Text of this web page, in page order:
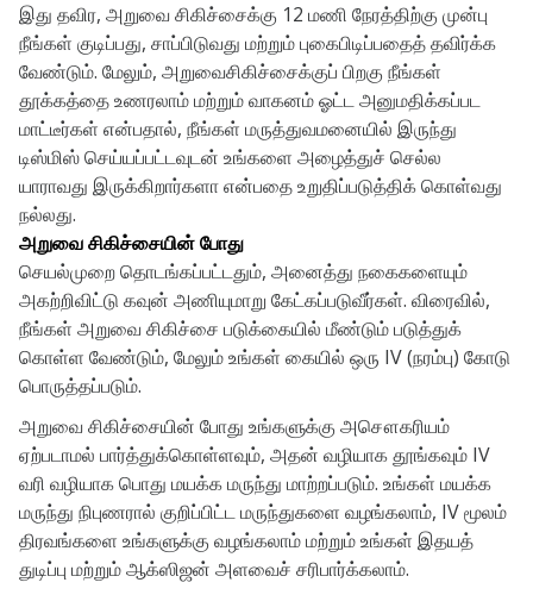
இது தவிர, அறுவை சிகிச்சைக்கு 12 மணி நேரத்திற்கு முன்பு
நீங்கள் குடிப்பது, சாப்பிடுவது மற்றும் புகைபிடிப்பதைத் தவிர்க்க
வேண்டும். மேலும், அறுவைசிகிச்சைக்குப் பிறகு நீங்கள்
தூக்கத்தை உணரலாம் மற்றும் வாகனம் ஓட்ட அனுமதிக்கப்பட
மாட்டீர்கள் என்பதால், நீங்கள் மருத்துவமனையில் இருந்து
டிஸ்மிஸ் செய்யப்பட்டவுடன் உங்களை அழைத்துச் செல்ல
யாராவது இருக்கிறார்களா என்பதை உறுதிப்படுத்திக் கொள்வது
நல்லது.
அறுவை சிகிச்சையின் போது
செயல்முறை தொடங்கப்பட்டதும், அனைத்து நகைகளையும்
அகற்றிவிட்டு கவுன் அணியுமாறு கேட்கப்படுவீர்கள். விரைவில்,
நீங்கள் அறுவை சிகிச்சை படுக்கையில் மீண்டும் படுத்துக்
கொள்ள வேண்டும், மேலும் உங்கள் கையில் ஒரு IV (நரம்பு) கோடு
பொருத்தப்படும்.
அறுவை சிகிச்சையின் போது உங்களுக்கு அசௌகரியம்
ஏற்படாமல் பார்த்துக்கொள்ளவும், அதன் வழியாக தூங்கவும் IV
வரி வழியாக பொது மயக்க மருந்து மாற்றப்படும். உங்கள் மயக்க
மருந்து நிபுணரால் குறிப்பிட்ட மருந்துகளை வழங்கலாம், IV மூலம்
திரவங்களை உங்களுக்கு வழங்கலாம் மற்றும் உங்கள் இதயத்
துடிப்பு மற்றும் ஆக்ஸிஜன் அளவைச் சரிபார்க்கலாம்.